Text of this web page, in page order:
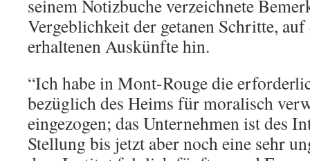
seinem Notizbuche verzeichnete
Vergeblichkeit der getanen Schritte,
erhaltenen Auskünfte hin.
“Ich habe in Mont-Rouge die
bezüglich des Heims für moralisch
eingezogen; das Unternehmen ist des
Stellung bis jetzt aber noch eine sehr